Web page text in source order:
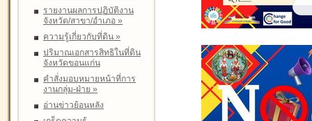
รายงานผลการปฏิบัติงาน
จังหวัด/สาขา/อำเภอ »
ความรู้เกี่ยวกับที่ดิน »
ปริมาณเอกสารสิทธิในที่ดิน
จังหวัดขอนแก่น
คำสั่งมอบหมายหน้าที่การ
งานกลุ่ม-ฝ่าย »
อ่านข่าวย้อนหลัง